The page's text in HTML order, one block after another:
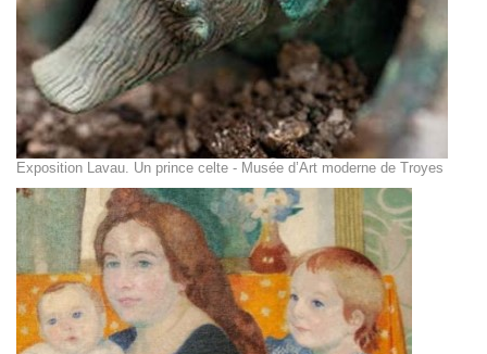
Exposition Lavau. Un prince celte - Musée d’Art moderne de Troyes